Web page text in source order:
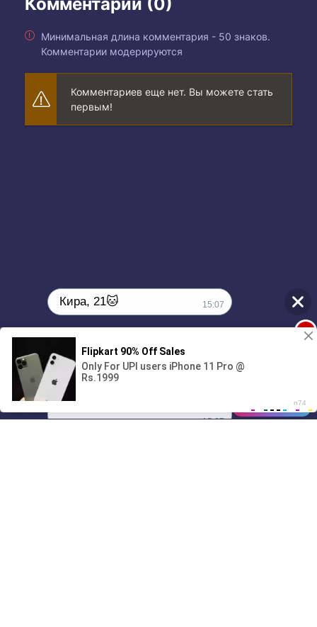
Минимальная длина комментария - 50 знаков.
Комментарии модерируются
Комментариев еще нет. Вы можете стать
первым!
01/07
00:00
Кира, 21🐱 15:07
Поиграешь со мной? 💖🐾
15:07
1